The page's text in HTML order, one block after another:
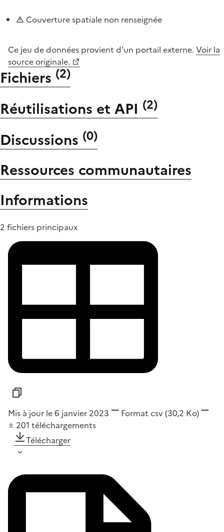
Couverture spatiale non renseignée
Ce jeu de données provient d'un portail externe. Voir la
source originale.
Fichiers (2)
Réutilisations et API (2)
Discussions (0)
Ressources communautaires
Informations
2 fichiers principaux
Mis à jour le 6 janvier 2023 Format csv(30,2 Ko)
201 téléchargements
Télécharger